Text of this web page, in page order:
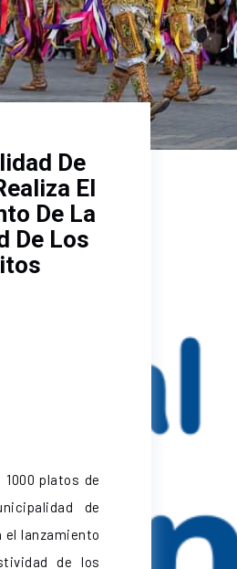
De
El
De La
De Los
platos de
de
el lanzamiento
de los